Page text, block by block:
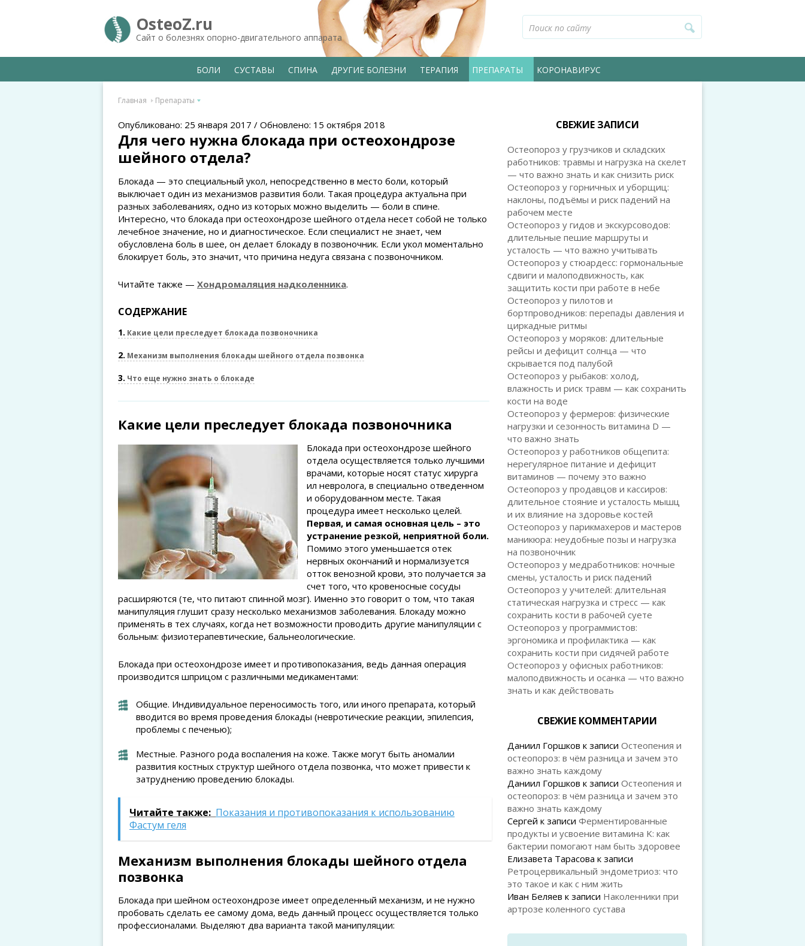
OsteoZ.ru
Сайт о болезнях опорно-двигательного аппарата
БОЛИ СУСТАВЫ СПИНА ДРУГИЕ БОЛЕЗНИ ТЕРАПИЯ ПРЕПАРАТЫ КОРОНАВИРУС
Главная Препараты
Опубликовано: 25 января 2017 / Обновлено: 15 октября 2018
Для чего нужна блокада при остеохондрозе
шейного отдела?
Блокада — это специальный укол, непосредственно в место боли, который
выключает один из механизмов развития боли. Такая процедура актуальна при
разных заболеваниях, одно из которых можно выделить — боли в спине.
Интересно, что блокада при остеохондрозе шейного отдела несет собой не только
лечебное значение, но и диагностическое. Если специалист не знает, чем
обусловлена боль в шее, он делает блокаду в позвоночник. Если укол моментально
блокирует боль, это значит, что причина недуга связана с позвоночником.
Читайте также — Хондромаляция надколенника.
СОДЕРЖАНИЕ
1 Какие цели преследует блокада позвоночника
2 Механизм выполнения блокады шейного отдела позвонка
3 Что еще нужно знать о блокаде
Какие цели преследует блокада позвоночника
Блокада при остеохондрозе шейного
отдела осуществляется только лучшими
врачами, которые носят статус хирурга
ил невролога, в специально отведенном
и оборудованном месте. Такая
процедура имеет несколько целей.
Первая, и самая основная цель – это
устранение резкой, неприятной боли.
Помимо этого уменьшается отек
нервных окончаний и нормализуется
отток венозной крови, это получается за
счет того, что кровеносные сосуды
расширяются (те, что питают спинной мозг). Именно это говорит о том, что такая
манипуляция глушит сразу несколько механизмов заболевания. Блокаду можно
применять в тех случаях, когда нет возможности проводить другие манипуляции с
больным: физиотерапевтические, бальнеологические.
Блокада при остеохондрозе имеет и противопоказания, ведь данная операция
производится шприцом с различными медикаментами:
Общие. Индивидуальное переносимость того, или иного препарата, который
вводится во время проведения блокады (невротические реакции, эпилепсия,
проблемы с печенью);
Местные. Разного рода воспаления на коже. Также могут быть аномалии
развития костных структур шейного отдела позвонка, что может привести к
затруднению проведению блокады.
Читайте также: Показания и противопоказания к использованию
Фастум геля
Механизм выполнения блокады шейного отдела
позвонка
Блокада при шейном остеохондрозе имеет определенный механизм, и не нужно
пробовать сделать ее самому дома, ведь данный процесс осуществляется только
профессионалами. Выделяют два варианта такой манипуляции:
СВЕЖИЕ ЗАПИСИ
Остеопороз у грузчиков и складских
работников: травмы и нагрузка на скелет
— что важно знать и как снизить риск
Остеопороз у горничных и уборщиц:
наклоны, подъёмы и риск падений на
рабочем месте
Остеопороз у гидов и экскурсоводов:
длительные пешие маршруты и
усталость — что важно учитывать
Остеопороз у стюардесс: гормональные
сдвиги и малоподвижность, как
защитить кости при работе в небе
Остеопороз у пилотов и
бортпроводников: перепады давления и
циркадные ритмы
Остеопороз у моряков: длительные
рейсы и дефицит солнца — что
скрывается под палубой
Остеопороз у рыбаков: холод,
влажность и риск травм — как сохранить
кости на воде
Остеопороз у фермеров: физические
нагрузки и сезонность витамина D —
что важно знать
Остеопороз у работников общепита:
нерегулярное питание и дефицит
витаминов — почему это важно
Остеопороз у продавцов и кассиров:
длительное стояние и усталость мышц
и их влияние на здоровье костей
Остеопороз у парикмахеров и мастеров
маникюра: неудобные позы и нагрузка
на позвоночник
Остеопороз у медработников: ночные
смены, усталость и риск падений
Остеопороз у учителей: длительная
статическая нагрузка и стресс — как
сохранить кости в рабочей суете
Остеопороз у программистов:
эргономика и профилактика — как
сохранить кости при сидячей работе
Остеопороз у офисных работников:
малоподвижность и осанка — что важно
знать и как действовать
СВЕЖИЕ КОММЕНТАРИИ
Даниил Горшков к записи Остеопения и
остеопороз: в чём разница и зачем это
важно знать каждому
Даниил Горшков к записи Остеопения и
остеопороз: в чём разница и зачем это
важно знать каждому
Сергей к записи Ферментированные
продукты и усвоение витамина K: как
бактерии помогают нам быть здоровее
Елизавета Тарасова к записи
Ретроцервикальный эндометриоз: что
это такое и как с ним жить
Иван Беляев к записи Наколенники при
артрозе коленного сустава